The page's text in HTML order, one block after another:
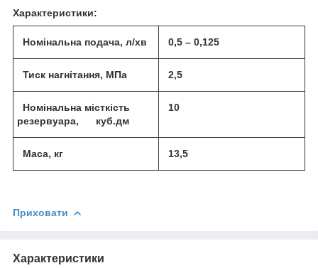
Характеристики:
Номінальна подача, л/хв 0,5 – 0,125
Тиск нагнітання, МПа 2,5
Номінальна місткість
резервуара, куб.дм
10
Маса, кг 13,5
Приховати
Характеристики